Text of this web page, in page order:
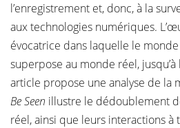
l’enregistrement et, donc, à la
aux technologies numériques.
évocatrice dans laquelle le
superpose au monde réel,
article propose une analyse de la
Be Seen illustre le dédoublement
réel, ainsi que leurs interactions à